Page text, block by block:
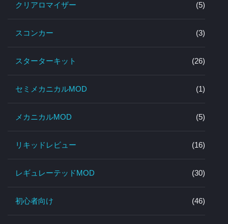
クリアロマイザー (5)
スコンカー (3)
スターターキット (26)
セミメカニカルMOD (1)
メカニカルMOD (5)
リキッドレビュー (16)
レギュレーテッドMOD (30)
初心者向け (46)